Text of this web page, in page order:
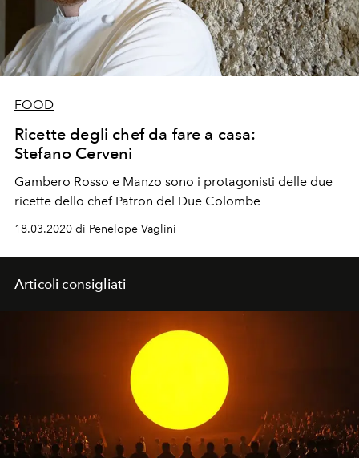
FOOD
Ricette degli chef da fare a casa:
Stefano Cerveni
Gambero Rosso e Manzo sono i protagonisti delle due
ricette dello chef Patron del Due Colombe
18.03.2020 di Penelope Vaglini
Articoli consigliati